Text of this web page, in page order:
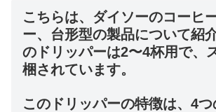
こちらは、ダイソーのコーヒ
ー、台形型の製品について紹
のドリッパーは2〜4杯用で、
梱されています。
このドリッパーの特徴は、4